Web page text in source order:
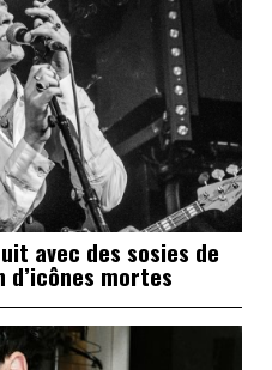
avec des sosies de
d’icônes mortes